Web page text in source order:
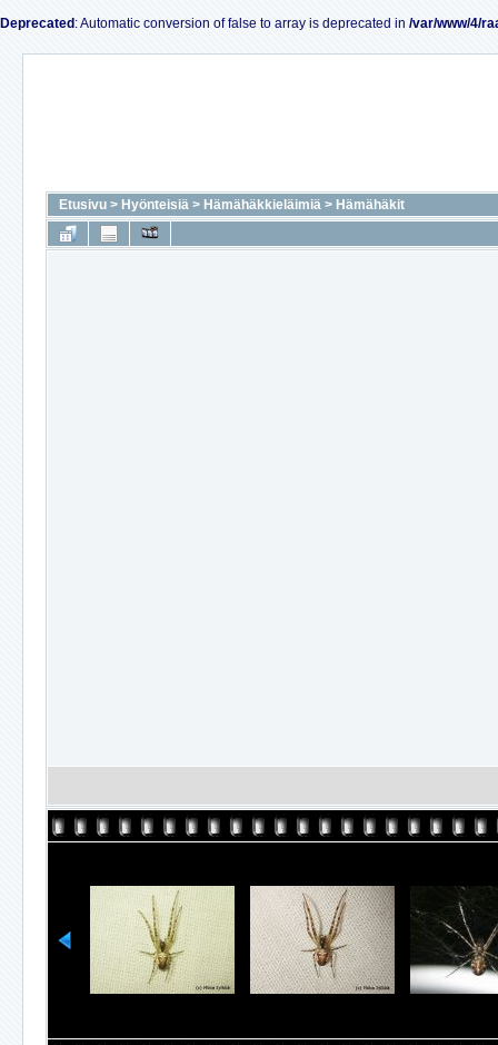
Deprecated : Automatic conversion of false to array is deprecated in /var/www/4/
Etusivu > Hyönteisiä > Hämähäkkieläimiä > Hämähäkit